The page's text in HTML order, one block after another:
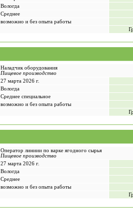
Вологда
Среднее
возможно и без опыта работы
Наладчик оборудования
Пищевое производство
27 марта 2026 г.
Вологда
Среднее специальное
возможно и без опыта работы
Оператор линиии по варке ягодного сырья
Пищевое производство
27 марта 2026 г.
Вологда
Среднее
возможно и без опыта работы